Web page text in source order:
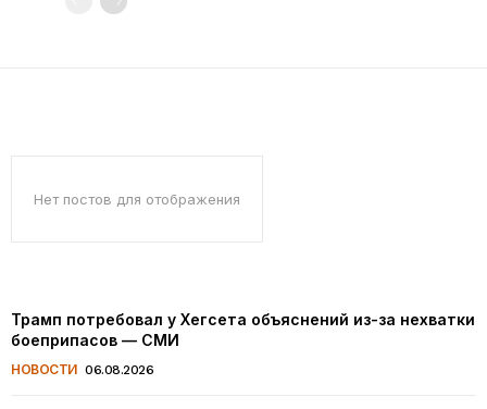
Нет постов для отображения
Трамп потребовал у Хегсета объяснений из-за нехватки
боеприпасов — СМИ
НОВОСТИ 06.08.2026